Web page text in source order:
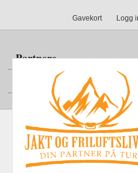
Gavekort Logg
Partnere
Din konto
Frakt Kjøpsbetingelser